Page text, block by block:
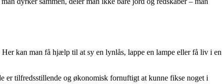
kan man få hjælp til at sy en lynlås, lappe en lampe eller få liv i en
er tilfredsstillende og økonomisk fornuftigt at kunne fikse noget i